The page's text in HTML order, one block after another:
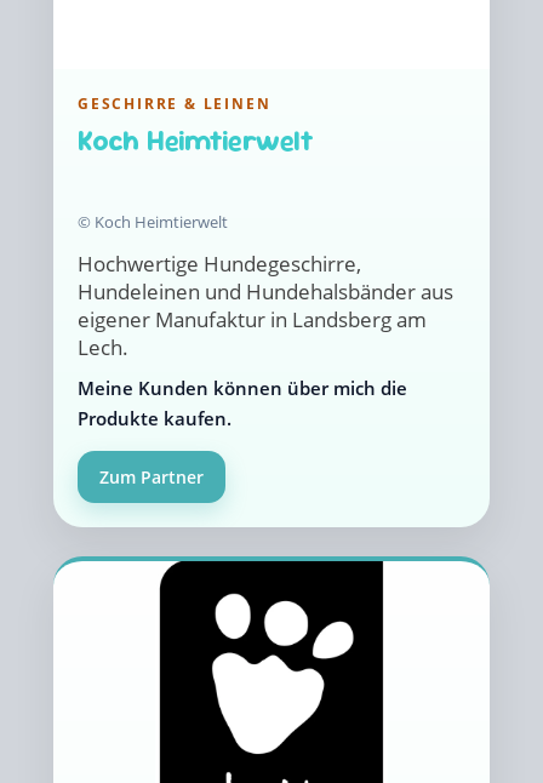
GESCHIRRE & LEINEN
Koch Heimtierwelt
© Koch Heimtierwelt
Hochwertige Hundegeschirre,
Hundeleinen und Hundehalsbänder aus
eigener Manufaktur in Landsberg am
Lech.
Meine Kunden können über mich die
Produkte kaufen.
Zum Partner